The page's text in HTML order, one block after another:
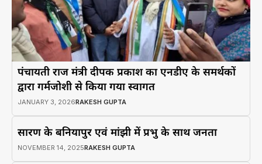
पंचायती राज मंत्री दीपक प्रकाश का एनडीए के समर्थकों
द्वारा गर्मजोशी से किया गया स्वागत
JANUARY 3, 2026RAKESH GUPTA
सारण के बनियापुर एवं मांझी में प्रभु के साथ जनता
NOVEMBER 14, 2025RAKESH GUPTA